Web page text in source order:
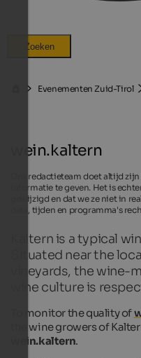
Zoeken
Evenementen Zuid-Tirol
wein.kaltern
Ons redactieteam doet altijd
informatie te geven. Het is
gewijzigd en dat we ze niet in
data, tijden en programma's
Kaltern is a typical
Situated near the
vineyards, the wine-
wine culture is
To monitor the quality of
the wine growers of
wein.kaltern.